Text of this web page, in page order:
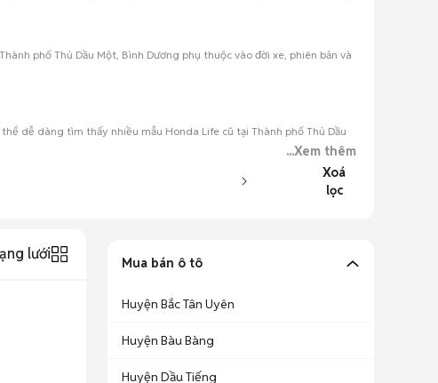
phố Thủ Dầu Một, Bình Dương phụ thuộc vào đời xe, phiên bản và
dễ dàng tìm thấy nhiều mẫu Honda Life cũ tại Thành phố Thủ Dầu
...Xem thêm
Xoá
lọc
lưới Mua bán ô tô
Huyện Bắc Tân Uyên
Huyện Bàu Bàng
Huyện Dầu Tiếng